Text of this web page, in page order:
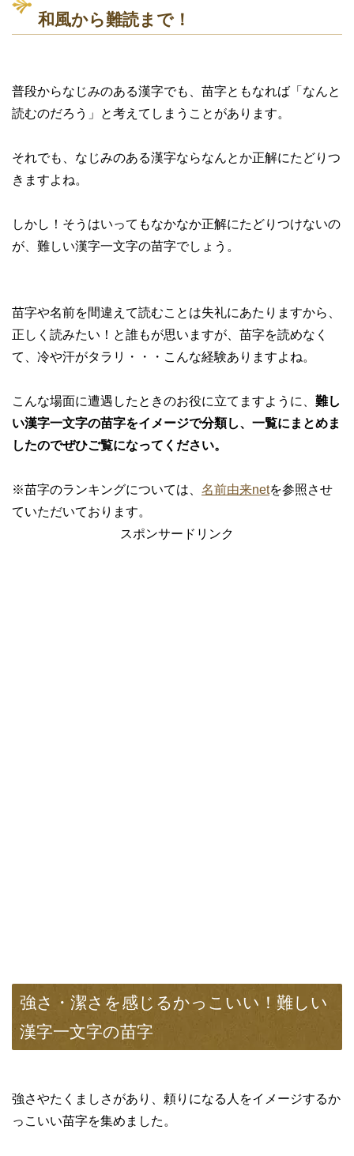
和風から難読まで！
普段からなじみのある漢字でも、苗字ともなれば「なんと
読むのだろう」と考えてしまうことがあります。
それでも、なじみのある漢字ならなんとか正解にたどりつ
きますよね。
しかし！そうはいってもなかなか正解にたどりつけないの
が、難しい漢字一文字の苗字でしょう。
苗字や名前を間違えて読むことは失礼にあたりますから、
正しく読みたい！と誰もが思いますが、苗字を読めなく
て、冷や汗がタラリ・・・こんな経験ありますよね。
こんな場面に遭遇したときのお役に立てますように、 難し
い漢字一文字の苗字をイメージで分類し、一覧にまとめま
したのでぜひご覧になってください。
※苗字のランキングについては、 名前由来netを参照させ
ていただいております。
スポンサードリンク
強さ・潔さを感じるかっこいい！難しい
漢字一文字の苗字
強さやたくましさがあり、頼りになる人をイメージするか
っこいい苗字を集めました。